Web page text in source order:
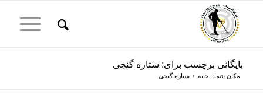
بایگانی برچسب برای: ستاره گنجی
مکان شما: خانه / ستاره گنجی